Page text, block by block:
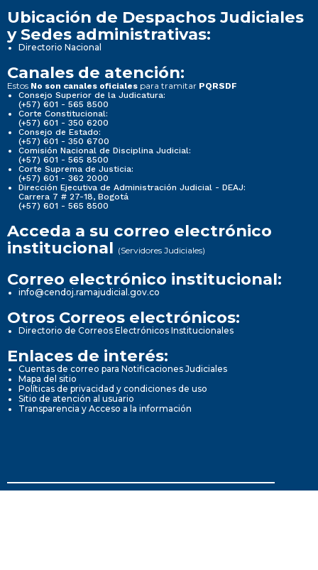
Ubicación de Despachos Judiciales
y Sedes administrativas:
Directorio Nacional
Canales de atención:
Estos No son canales oficiales para tramitar PQRSDF
Consejo Superior de la Judicatura:
(+57) 601 - 565 8500
Corte Constitucional:
(+57) 601 - 350 6200
Consejo de Estado:
(+57) 601 - 350 6700
Comisión Nacional de Disciplina Judicial:
(+57) 601 - 565 8500
Corte Suprema de Justicia:
(+57) 601 - 362 2000
Dirección Ejecutiva de Administración Judicial - DEAJ:
Carrera 7 # 27-18, Bogotá
(+57) 601 - 565 8500
Acceda a su correo electrónico
institucional (Servidores Judiciales)
Correo electrónico institucional:
info@cendoj.ramajudicial.gov.co
Otros Correos electrónicos:
Directorio de Correos Electrónicos Institucionales
Enlaces de interés:
Cuentas de correo para Notificaciones Judiciales
Mapa del sitio
Políticas de privacidad y condiciones de uso
Sitio de atención al usuario
Transparencia y Acceso a la información